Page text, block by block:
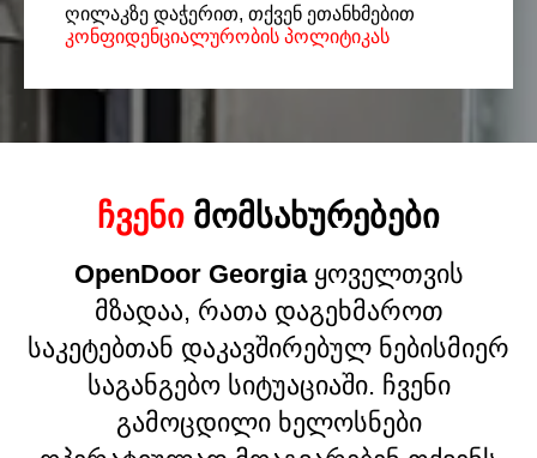
ღილაკზე დაჭერით, თქვენ ეთანხმებით
კონფიდენციალურობის პოლიტიკას
ᲩᲕᲔᲜᲘ ᲛᲝᲛᲡᲐᲮᲣᲠᲔᲑᲔᲑᲘ
OpenDoor Georgiaყოველთვის
მზადაა, რათა დაგეხმაროთ
საკეტებთან დაკავშირებულ ნებისმიერ
საგანგებო სიტუაციაში. ჩვენი
გამოცდილი ხელოსნები